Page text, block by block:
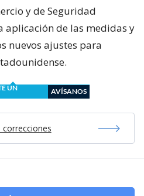
y de Seguridad
aplicación de las medidas y
nuevos ajustes para
UN
AVÍSANOS
correcciones